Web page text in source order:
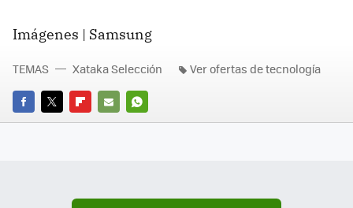
Imágenes | Samsung
FACEBOOK
TWITTERFLIPBOARD
E-
WHATSAPP
TEMAS Xataka Selección Ver ofertas de tecnología